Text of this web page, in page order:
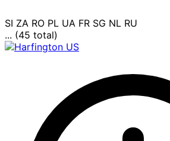
SI ZA RO PL UA FR SG NL RU
... (45 total)